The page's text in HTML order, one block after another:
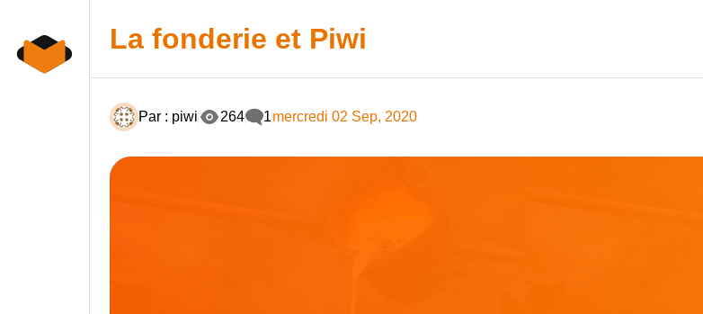
content
La fonderie et Piwi
Par : piwi 264 1mercredi 02 Sep, 2020